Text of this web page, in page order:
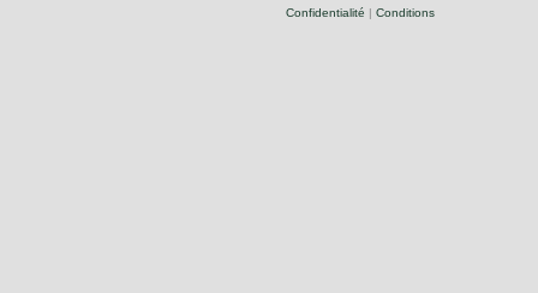
Confidentialité | Conditions